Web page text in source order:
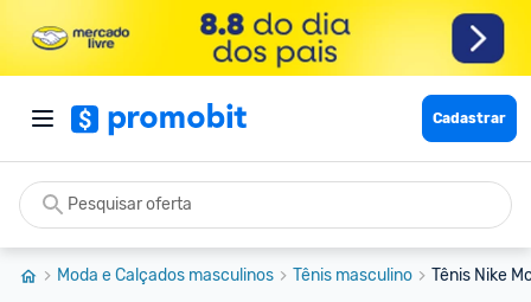
Cadastrar
Moda e Calçados masculinos Tênis masculino Tênis Nike